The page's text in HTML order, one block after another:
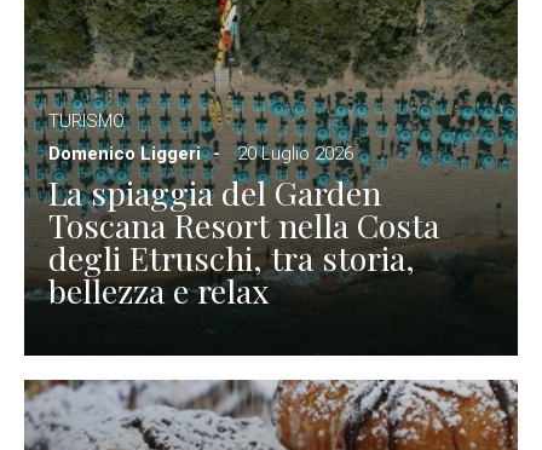
TURISMO
Domenico Liggeri
20 Luglio 2026
La spiaggia del Garden
Toscana Resort nella Costa
degli Etruschi, tra storia,
bellezza e relax